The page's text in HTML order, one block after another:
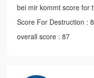
bei mir kommt score for
Score For Destruction :
overall score : 87